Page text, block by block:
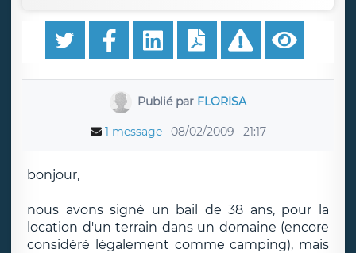
Publié par FLORISA
1 message 08/02/2009 21:17
bonjour,
nous avons signé un bail de 38 ans, pour la
location d'un terrain dans un domaine (encore
considéré légalement comme camping), mais